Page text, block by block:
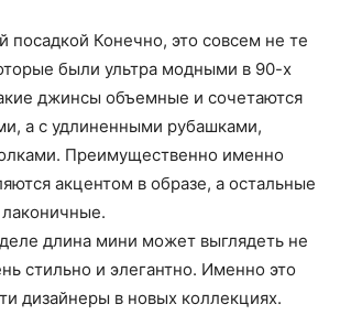
посадкой Конечно, это совсем не те
были ультра модными в 90-х
джинсы объемные и сочетаются
а с удлиненными рубашками,
Преимущественно именно
акцентом в образе, а остальные
длина мини может выглядеть не
стильно и элегантно. Именно это
дизайнеры в новых коллекциях.